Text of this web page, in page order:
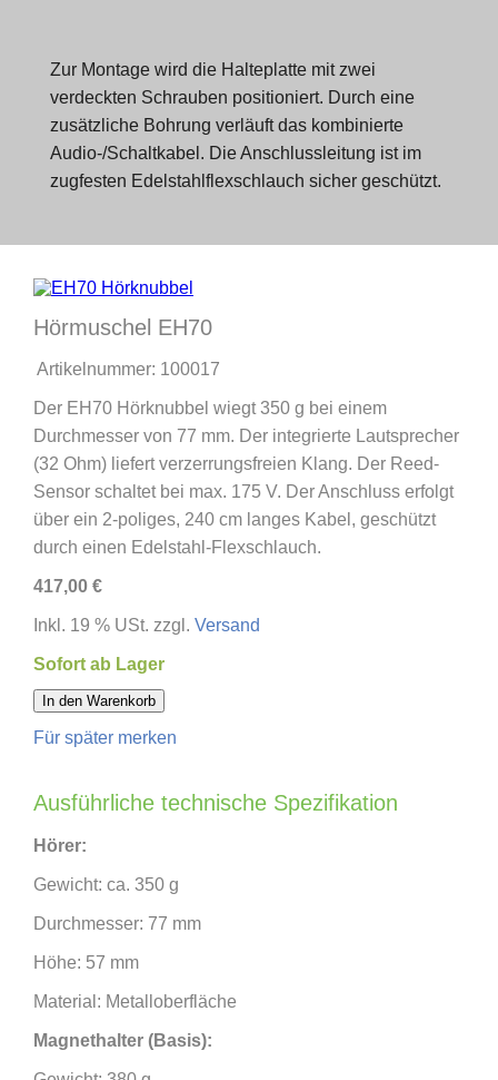
Zur Montage wird die Halteplatte mit zwei
verdeckten Schrauben positioniert. Durch eine
zusätzliche Bohrung verläuft das kombinierte
Audio-/Schaltkabel. Die Anschlussleitung ist im
zugfesten Edelstahlflexschlauch sicher geschützt.
Hörmuschel EH70
Artikelnummer: 100017
Der EH70 Hörknubbel wiegt 350 g bei einem
Durchmesser von 77 mm. Der integrierte Lautsprecher
(32 Ohm) liefert verzerrungsfreien Klang. Der Reed-
Sensor schaltet bei max. 175 V. Der Anschluss erfolgt
über ein 2-poliges, 240 cm langes Kabel, geschützt
durch einen Edelstahl-Flexschlauch.
417,00 €
Inkl. 19 % USt. zzgl. Versand
Sofort ab Lager
In den Warenkorb
Für später merken
Ausführliche technische Spezifikation
Hörer:
Gewicht: ca. 350 g
Durchmesser: 77 mm
Höhe: 57 mm
Material: Metalloberfläche
Magnethalter (Basis):